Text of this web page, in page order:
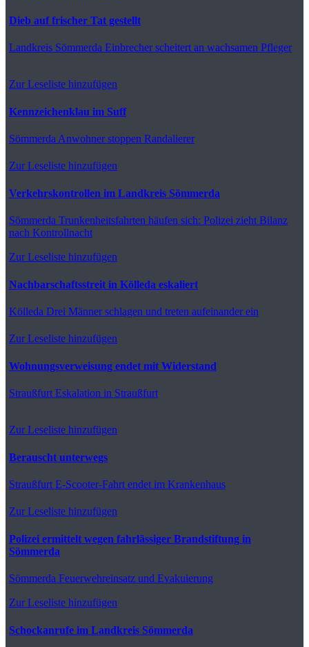
Dieb auf frischer Tat gestellt
Landkreis Sömmerda Einbrecher scheitert an wachsamen Pfleger
Zur Leseliste hinzufügen
Kennzeichenklau im Suff
Sömmerda Anwohner stoppen Randalierer
Zur Leseliste hinzufügen
Verkehrskontrollen im Landkreis Sömmerda
Sömmerda Trunkenheitsfahrten häufen sich: Polizei zieht Bilanz
nach Kontrollnacht
Zur Leseliste hinzufügen
Nachbarschaftsstreit in Kölleda eskaliert
Kölleda Drei Männer schlagen und treten aufeinander ein
Zur Leseliste hinzufügen
Wohnungsverweisung endet mit Widerstand
Straußfurt Eskalation in Straußfurt
Zur Leseliste hinzufügen
Berauscht unterwegs
Straußfurt E-Scooter-Fahrt endet im Krankenhaus
Zur Leseliste hinzufügen
Polizei ermittelt wegen fahrlässiger Brandstiftung in
Sömmerda
Sömmerda Feuerwehreinsatz und Evakuierung
Zur Leseliste hinzufügen
Schockanrufe im Landkreis Sömmerda